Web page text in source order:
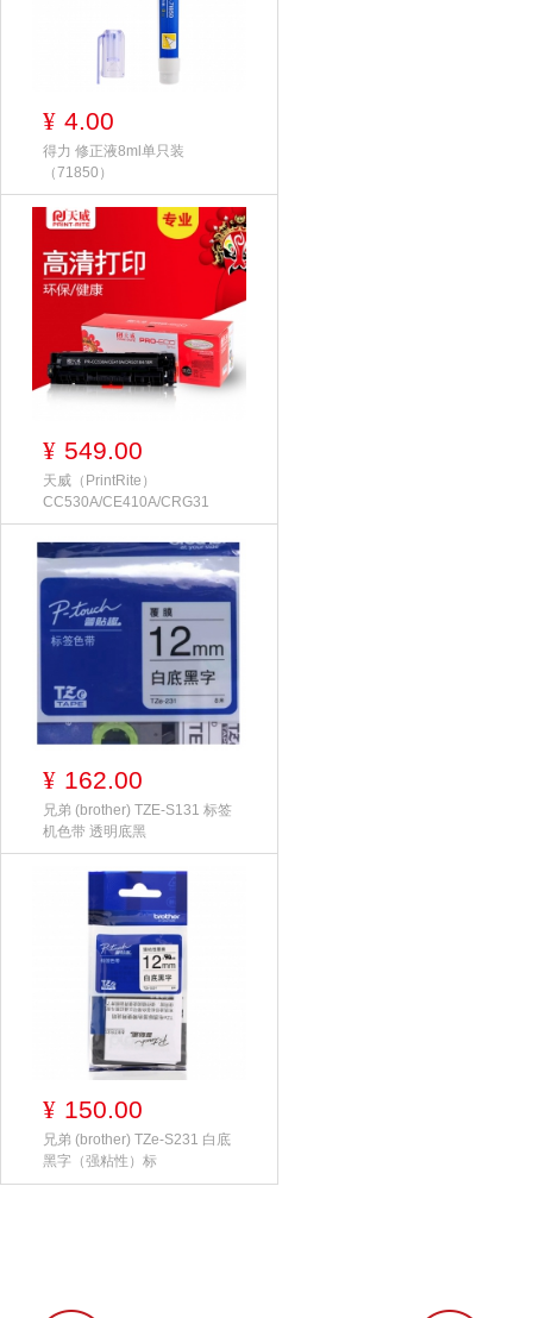
¥ 4.00
得力 修正液8ml单只装
（71850）
¥ 549.00
天威（PrintRite）
CC530A/CE410A/CRG31
¥ 162.00
兄弟 (brother) TZE-S131 标签
机色带 透明底黑
¥ 150.00
兄弟 (brother) TZe-S231 白底
黑字（强粘性）标